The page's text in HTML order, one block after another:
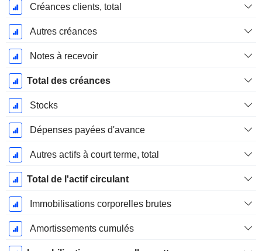
Créances clients, total
Autres créances
Notes à recevoir
Total des créances
Stocks
Dépenses payées d'avance
Autres actifs à court terme, total
Total de l'actif circulant
Immobilisations corporelles brutes
Amortissements cumulés